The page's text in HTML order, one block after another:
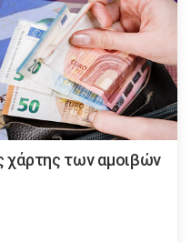
χάρτης των αμοιβών